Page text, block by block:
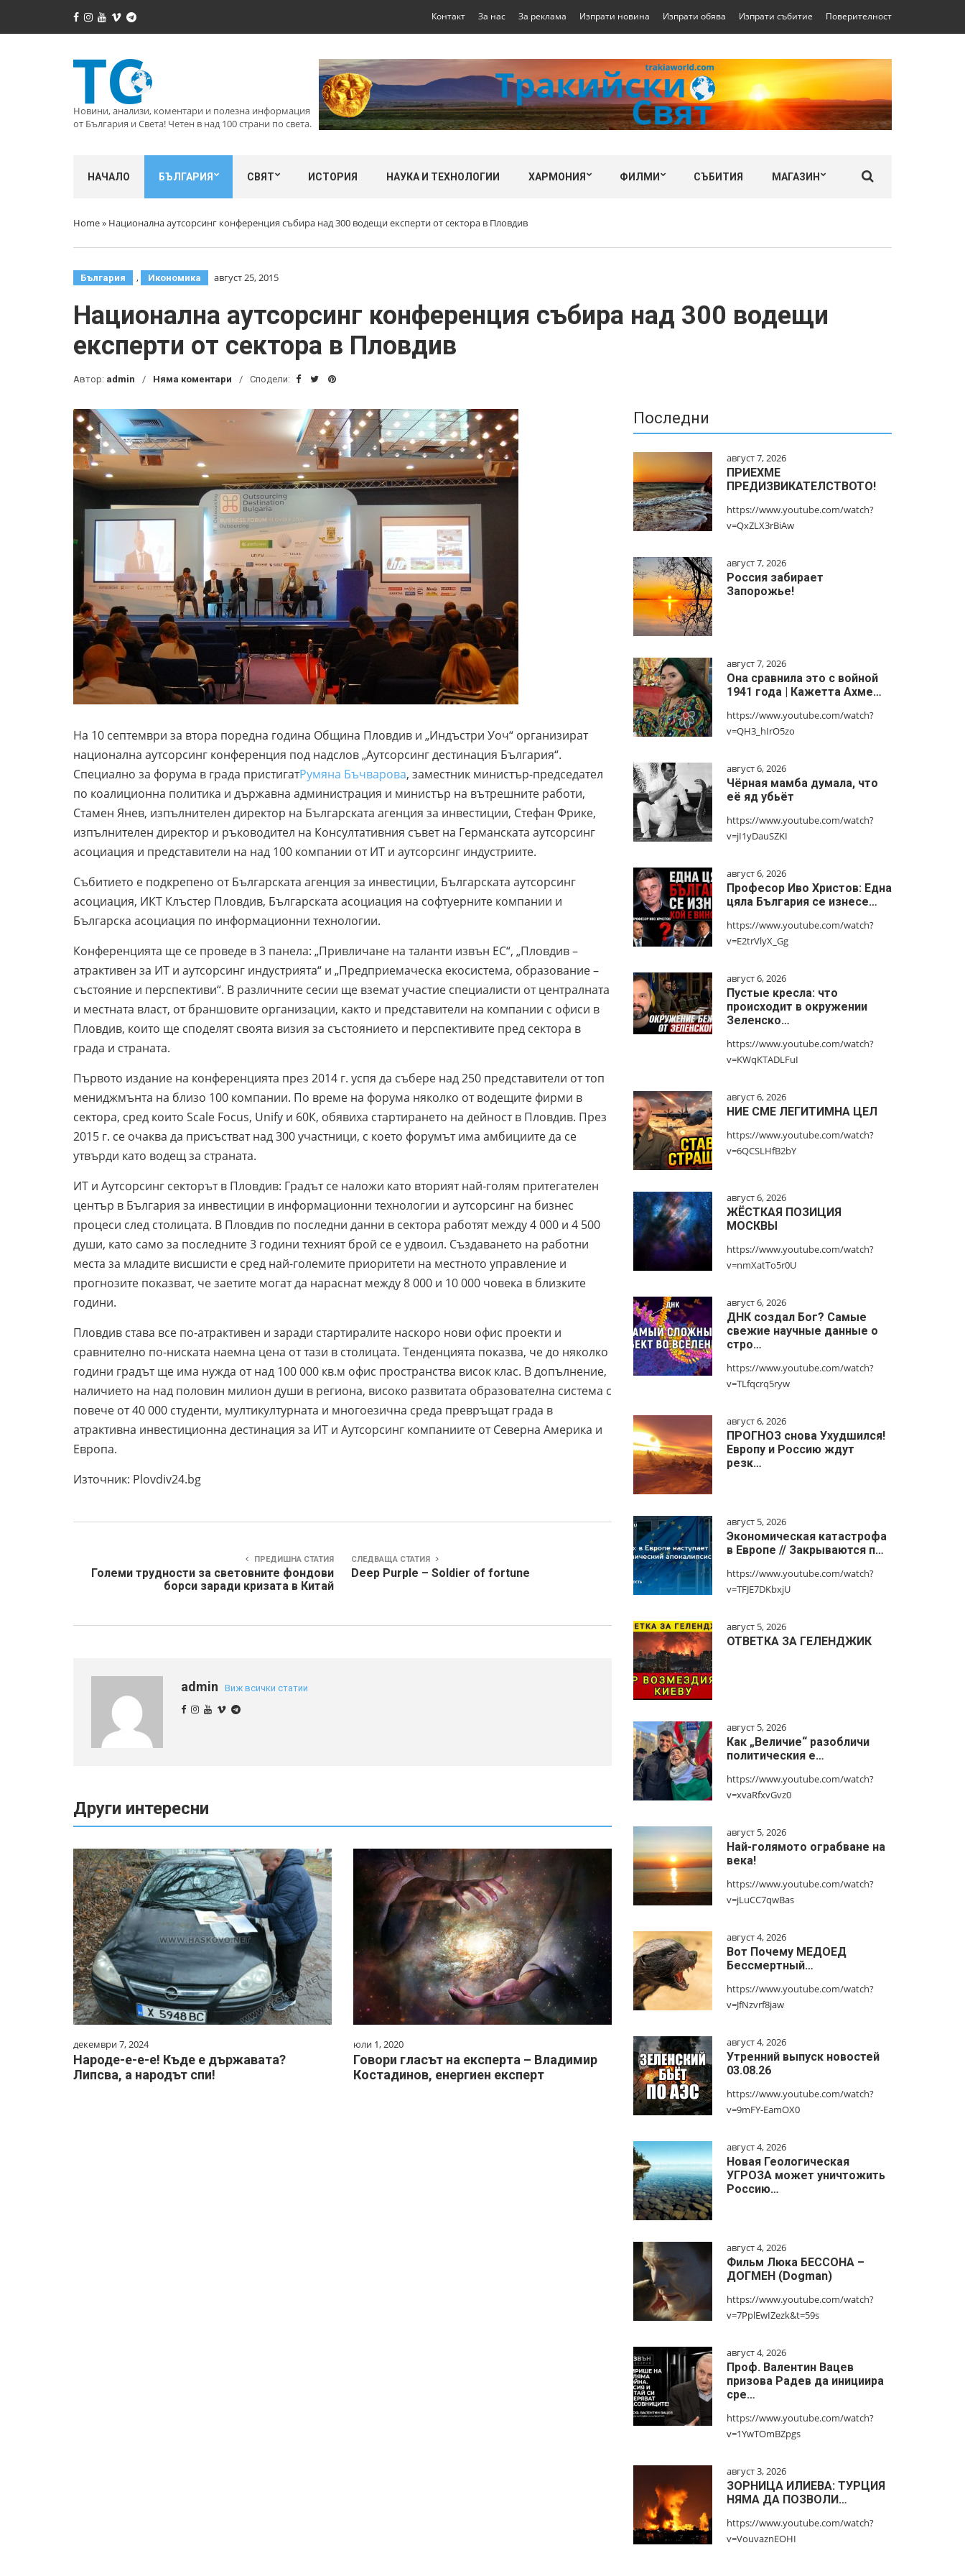
Контакт За нас За реклама Изпрати новина Изпрати обява Изпрати събитие Поверителност
Новини, анализи, коментари и полезна информация
от България и Света! Четен в над 100 страни по света.
НАЧАЛО БЪЛГАРИЯ СВЯТ ИСТОРИЯ НАУКА И ТЕХНОЛОГИИ ХАРМОНИЯ ФИЛМИ СЪБИТИЯ МАГАЗИН
Home» Национална аутсорсинг конференция събира над 300 водещи експерти от сектора в Пловдив
България , Икономика август 25, 2015
Национална аутсорсинг конференция събира над 300 водещи
експерти от сектора в Пловдив
Автор: admin Няма коментари Сподели:
На 10 септември за втора поредна година Община Пловдив и „Индъстри Уоч“ организират
национална аутсорсинг конференция под надслов „Аутсорсинг дестинация България“.
Специално за форума в града пристигатРумяна Бъчварова, заместник министър-председател
по коалиционна политика и държавна администрация и министър на вътрешните работи,
Стамен Янев, изпълнителен директор на Българската агенция за инвестиции, Стефан Фрике,
изпълнителен директор и ръководител на Консултативния съвет на Германската аутсорсинг
асоциация и представители на над 100 компании от ИТ и аутсорсинг индустриите.
Събитието е подкрепено от Българската агенция за инвестиции, Българската аутсорсинг
асоциация, ИКТ Клъстер Пловдив, Българската асоциация на софтуерните компании и
Българска асоциация по информационни технологии.
Конференцията ще се проведе в 3 панела: „Привличане на таланти извън ЕС“, „Пловдив –
атрактивен за ИТ и аутсорсинг индустрията“ и „Предприемаческа екосистема, образование –
състояние и перспективи“. В различните сесии ще вземат участие специалисти от централната
и местната власт, от браншовите организации, както и представители на компании с офиси в
Пловдив, които ще споделят своята визия за състоянието и перспективите пред сектора в
града и страната.
Първото издание на конференцията през 2014 г. успя да събере над 250 представители от топ
мениджмънта на близо 100 компании. По време на форума няколко от водещите фирми в
сектора, сред които Scale Focus, Unify и 60К, обявиха стартирането на дейност в Пловдив. През
2015 г. се очаква да присъстват над 300 участници, с което форумът има амбициите да се
утвърди като водещ за страната.
ИТ и Аутсорсинг секторът в Пловдив: Градът се наложи като вторият най-голям притегателен
център в България за инвестиции в информационни технологии и аутсорсинг на бизнес
процеси след столицата. В Пловдив по последни данни в сектора работят между 4 000 и 4 500
души, като само за последните 3 години техният брой се е удвоил. Създаването на работни
места за младите висшисти е сред най-големите приоритети на местното управление и
прогнозите показват, че заетите могат да нараснат между 8 000 и 10 000 човека в близките
години.
Пловдив става все по-атрактивен и заради стартиралите наскоро нови офис проекти и
сравнително по-ниската наемна цена от тази в столицата. Тенденцията показва, че до няколко
години градът ще има нужда от над 100 000 кв.м офис пространства висок клас. В допълнение,
наличието на над половин милион души в региона, високо развитата образователна система с
повече от 40 000 студенти, мултикултурната и многоезична среда превръщат града в
атрактивна инвестиционна дестинация за ИТ и Аутсорсинг компаниите от Северна Америка и
Европа.
Източник: Plovdiv24.bg
ПРЕДИШНА СТАТИЯ
Големи трудности за световните фондови
борси заради кризата в Китай
СЛЕДВАЩА СТАТИЯ
Deep Purple – Soldier of fortune
admin Виж всички статии
Други интересни
декември 7, 2024
Народе-е-е-е! Къде е държавата?
Липсва, а народът спи!
юли 1, 2020
Говори гласът на експерта – Владимир
Костадинов, енергиен експерт
Последни
август 7, 2026
ПРИЕХМЕ
ПРЕДИЗВИКАТЕЛСТВОТО!
https://www.youtube.com/watch?
v=QxZLX3rBiAw
август 7, 2026
Россия забирает
Запорожье!
август 7, 2026
Она сравнила это с войной
1941 года | Кажетта Ахме…
https://www.youtube.com/watch?
v=QH3_hIrO5zo
август 6, 2026
Чёрная мамба думала, что
её яд убьёт
https://www.youtube.com/watch?
v=jI1yDauSZKI
август 6, 2026
Професор Иво Христов: Една
цяла България се изнесе…
https://www.youtube.com/watch?
v=E2trVlyX_Gg
август 6, 2026
Пустые кресла: что
происходит в окружении
Зеленско…
https://www.youtube.com/watch?
v=KWqKTADLFuI
август 6, 2026
НИЕ СМЕ ЛЕГИТИМНА ЦЕЛ
https://www.youtube.com/watch?
v=6QCSLHfB2bY
август 6, 2026
ЖЁСТКАЯ ПОЗИЦИЯ
МОСКВЫ
https://www.youtube.com/watch?
v=nmXatTo5r0U
август 6, 2026
ДНК создал Бог? Самые
свежие научные данные о
стро…
https://www.youtube.com/watch?
v=TLfqcrq5ryw
август 6, 2026
ПРОГНОЗ снова Ухудшился!
Европу и Россию ждут
резк…
август 5, 2026
Экономическая катастрофа
в Европе // Закрываются п…
https://www.youtube.com/watch?
v=TFJE7DKbxjU
август 5, 2026
ОТВЕТКА ЗА ГЕЛЕНДЖИК
август 5, 2026
Как „Величие“ разобличи
политическия е…
https://www.youtube.com/watch?
v=xvaRfxvGvz0
август 5, 2026
Най-голямото ограбване на
века!
https://www.youtube.com/watch?
v=jLuCC7qwBas
август 4, 2026
Вот Почему МЕДОЕД
Бессмертный…
https://www.youtube.com/watch?
v=JfNzvrf8jaw
август 4, 2026
Утренний выпуск новостей
03.08.26
https://www.youtube.com/watch?
v=9mFY-EamOX0
август 4, 2026
Новая Геологическая
УГРОЗА может уничтожить
Россию…
август 4, 2026
Фильм Люка БЕССОНА –
ДОГМЕН (Dogman)
https://www.youtube.com/watch?
v=7PplEwIZezk&t=59s
август 4, 2026
Проф. Валентин Вацев
призова Радев да инициира
сре…
https://www.youtube.com/watch?
v=1YwTOmBZpgs
август 3, 2026
ЗОРНИЦА ИЛИЕВА: ТУРЦИЯ
НЯМА ДА ПОЗВОЛИ…
https://www.youtube.com/watch?
v=VouvaznEOHI